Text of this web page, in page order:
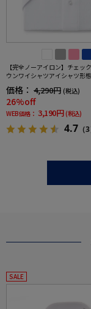
【完全ノーアイロン】チェッ
ウンワイシャツアイシャツ形
価格： 4,290円 (税込)
26%off
WEB価格： 3,190円 (税込)
4.7 （3
SALE